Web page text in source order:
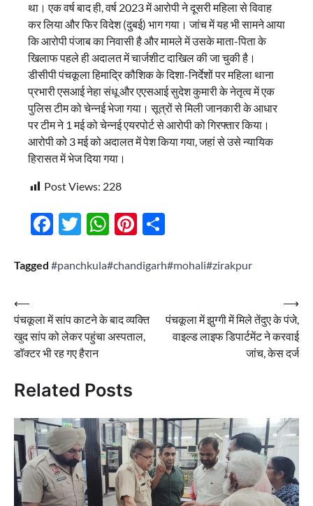
था। एक वर्ष बाद ही, वर्ष 2023 में आरोपी ने दूसरी महिला से विवाह
कर लिया और फिर विदेश (दुबई) भाग गया। जांच में यह भी सामने आया
कि आरोपी पंजाब का निवासी है और मामले में उसके माता-पिता के
खिलाफ पहले ही अदालत में चार्जशीट दाखिल की जा चुकी है।
डीसीपी पंचकूला हिमाद्रि कौशिक के दिशा-निर्देशों पर महिला थाना
प्रभारी एसआई नेहा संधू और एएसआई सुदेश कुमारी के नेतृत्व में एक
पुलिस टीम को चेन्नई भेजा गया। सूत्रों से मिली जानकारी के आधार
पर टीम ने 1 मई को चेन्नई एयरपोर्ट से आरोपी को गिरफ्तार किया।
आरोपी को 3 मई को अदालत में पेश किया गया, जहां से उसे न्यायिक
हिरासत में भेज दिया गया।
Post Views: 228
Facebook
Twitter
WhatsApp
Pinterest
Tagged #panchkula#chandigarh#mohali#zirakpur
Post
navigation
⟵
पंचकूला में सांप काटने के बाद व्यक्ति
खुद सांप को लेकर पहुंचा अस्पताल,
डॉक्टर भी रह गए हैरान
पंचकूला में झुग्गी में मिले तेंदुए के पंजे,
वाइल्ड लाइफ डिपार्टमेंट ने करवाई
जांच, केस दर्ज
⟶
Related Posts